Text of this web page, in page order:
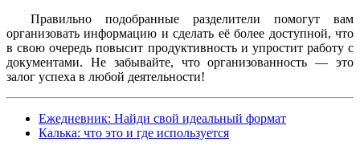
Правильно подобранные разделители помогут вам
организовать информацию и сделать её более доступной, что
в свою очередь повысит продуктивность и упростит работу с
документами. Не забывайте, что организованность — это
залог успеха в любой деятельности!
Ежедневник: Найди свой идеальный формат
Калька: что это и где используется